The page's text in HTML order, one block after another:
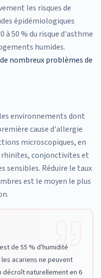
les risques de
épidémiologiques
50 % du risque d'asthme
humides.
nombreux problèmes de
environnements dont
cause d'allergie
microscopiques, en
rhinites, conjonctivites et
sensibles. Réduire le taux
est le moyen le plus
de 55 % d'humidité
acariens ne peuvent
naturellement en 6